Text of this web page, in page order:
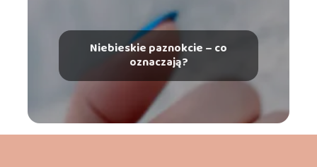
Niebieskie paznokcie – co
oznaczają?